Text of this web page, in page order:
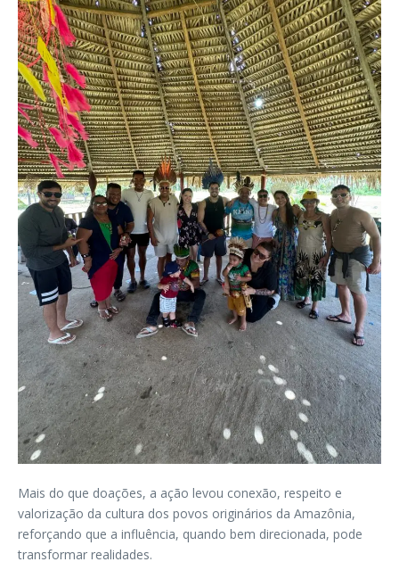
Mais do que doações, a ação levou conexão, respeito e
valorização da cultura dos povos originários da Amazônia,
reforçando que a influência, quando bem direcionada, pode
transformar realidades.